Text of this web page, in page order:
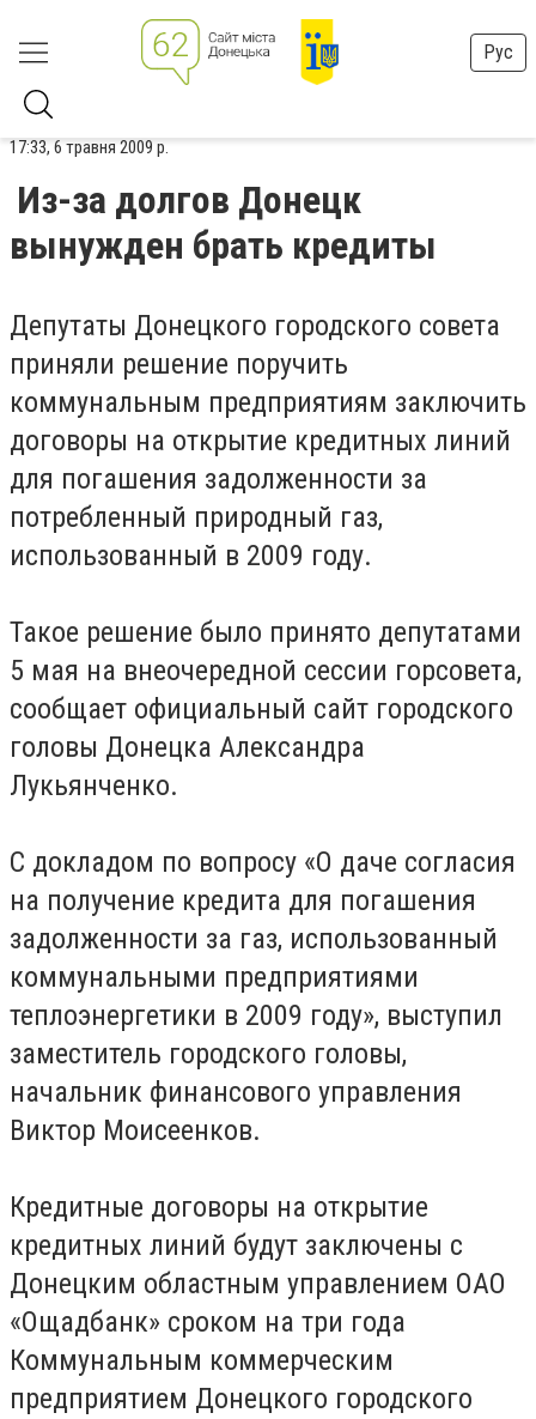
Рус
17:33, 6 травня 2009 р.
Из-за долгов Донецк
вынужден брать кредиты
Депутаты Донецкого городского совета
приняли решение поручить
коммунальным предприятиям заключить
договоры на открытие кредитных линий
для погашения задолженности за
потребленный природный газ,
использованный в 2009 году.
Такое решение было принято депутатами
5 мая на внеочередной сессии горсовета,
сообщает официальный сайт городского
головы Донецка Александра
Лукьянченко.
С докладом по вопросу «О даче согласия
на получение кредита для погашения
задолженности за газ, использованный
коммунальными предприятиями
теплоэнергетики в 2009 году», выступил
заместитель городского головы,
начальник финансового управления
Виктор Моисеенков.
Кредитные договоры на открытие
кредитных линий будут заключены с
Донецким областным управлением ОАО
«Ощадбанк» сроком на три года
Коммунальным коммерческим
предприятием Донецкого городского